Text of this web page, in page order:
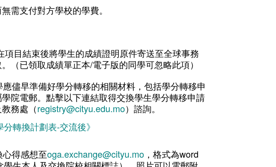
需支付對方學校的學費。
目結束後將學生的成績證明原件寄送至全球事務
（已領取成績單正本/電子版的同學可忽略此項）
儘早準備好學分轉移的相關材料，包括學分轉移申
院電郵。點擊以下連結取得交換學生學分轉移申請
務處（registry@cityu.edu.mo）諮詢。
轉換計劃表-交流後》
得感想至oga.exchange@cityu.mo ，格式為word